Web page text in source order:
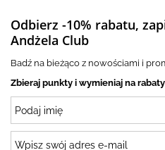
Odbierz -10% rabatu,
Andżela Club
Badź na bieżąco z nowościami i
Zbieraj punkty i wymieniaj na rabaty